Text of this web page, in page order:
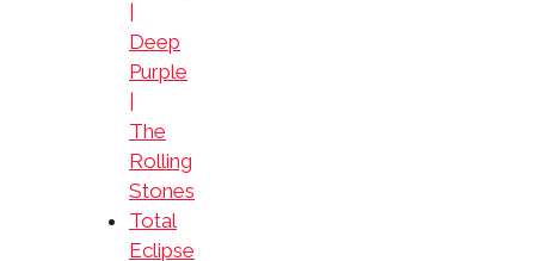
Deep
Purple
The
Rolling
Stones
Total
Eclipse